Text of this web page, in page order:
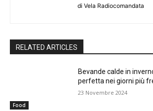
di Vela Radiocomandata
RELATED ARTICLES
Food
Bevande calde in
perfetta nei giorni più
23 Novembre 2024